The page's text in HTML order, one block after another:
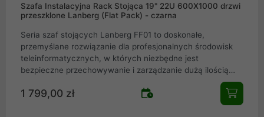
Szafa Instalacyjna Rack Stojąca 19" 22U 600X1000 drzwi
przeszklone Lanberg (Flat Pack) - czarna
Seria szaf stojących Lanberg FF01 to doskonałe,
przemyślane rozwiązanie dla profesjonalnych środowisk
teleinformatycznych, w których niezbędne jest
bezpieczne przechowywanie i zarządzanie dużą ilością
sprzętu serwerowego. Konstrukcja szafy rack umożliwia
efektywne wykorzystanie przestrzeni, a jej solidne
1 799,00 zł